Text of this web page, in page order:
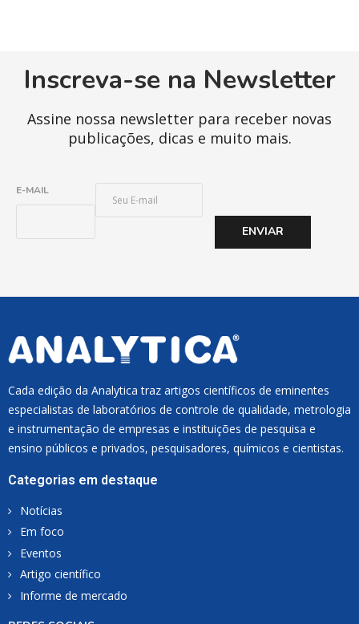
Inscreva-se na Newsletter
Assine nossa newsletter para receber novas
publicações, dicas e muito mais.
E-MAIL
ENVIAR
Cada edição da Analytica traz artigos científicos de eminentes
especialistas de laboratórios de controle de qualidade, metrologia
e instrumentação de empresas e instituições de pesquisa e
ensino públicos e privados, pesquisadores, químicos e cientistas.
Categorias em destaque
Notícias
Em foco
Eventos
Artigo científico
Informe de mercado